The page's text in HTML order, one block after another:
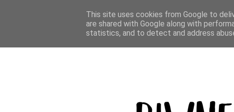
BLOG PODRÓŻE GÓRY BROWARY
This site uses cookies from Google to
are shared with Google along with
statistics, and to detect and address